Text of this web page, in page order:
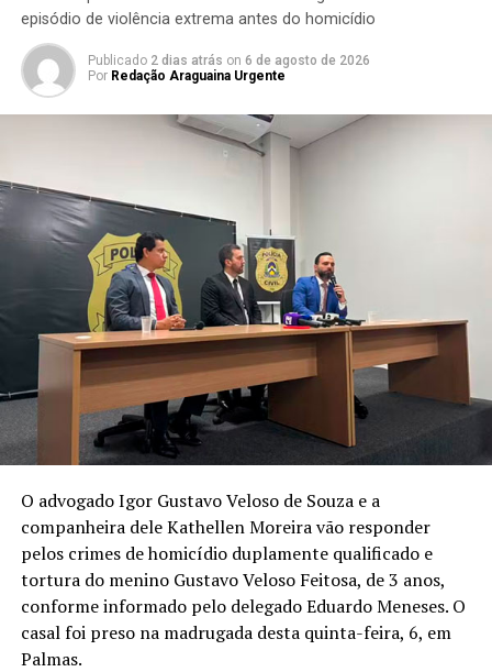
episódio de violência extrema antes do homicídio
Publicado 2 dias atrás on 6 de agosto de 2026
Por Redação Araguaina Urgente
O advogado Igor Gustavo Veloso de Souza e a
companheira dele Kathellen Moreira vão responder
pelos crimes de homicídio duplamente qualificado e
tortura do menino Gustavo Veloso Feitosa, de 3 anos,
conforme informado pelo delegado Eduardo Meneses. O
casal foi preso na madrugada desta quinta-feira, 6, em
Palmas.